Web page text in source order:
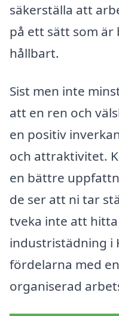
säkerställa att
på ett sätt som är
hållbart.
Sist men inte
att en ren och
en positiv
och attraktivitet.
en bättre
de ser att ni tar
tveka inte att
industristädning i
fördelarna med
organiserad